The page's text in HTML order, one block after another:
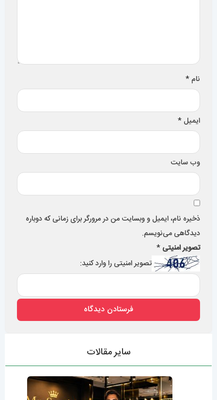
نام *
ایمیل *
وب‌ سایت
ذخیره نام، ایمیل و وبسایت من در مرورگر برای زمانی که دوباره
دیدگاهی می‌نویسم.
تصویر امنیتی *
تصویر امنیتی را وارد کنید:
سایر مقالات